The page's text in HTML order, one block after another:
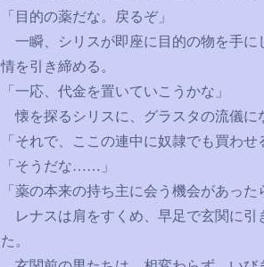
「目的の薬だな。戻るぞ」
一瞬、シリスが即座に目的の物を手に
情を引き締める。
「一応、代金を置いていこうかな」
懐を探るシリスに、グラスタの流儀に
「それで、ここの連中に奴隷でも買わ
「そうだな…… 」
「薬の本来の持ち主に会う機会があった
レナスは肩をすくめ、早足で玄関に引
た。